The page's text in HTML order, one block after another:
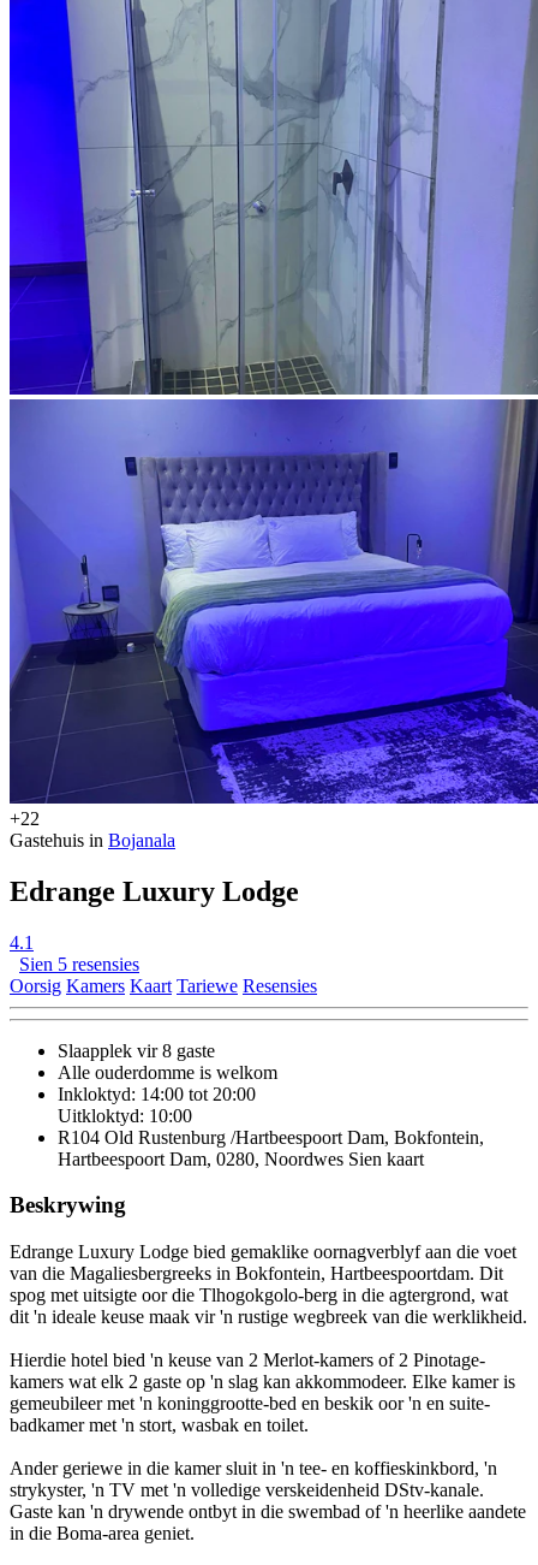
+22
Gastehuis in Bojanala
Edrange Luxury Lodge
4.1
Sien 5 resensies
Oorsig Kamers Kaart Tariewe Resensies
Slaapplek vir 8 gaste
Alle ouderdomme is welkom
Inkloktyd: 14:00 tot 20:00
Uitkloktyd: 10:00
R104 Old Rustenburg /Hartbeespoort Dam, Bokfontein,
Hartbeespoort Dam, 0280, Noordwes Sien kaart
Beskrywing
Edrange Luxury Lodge bied gemaklike oornagverblyf aan die voet
van die Magaliesbergreeks in Bokfontein, Hartbeespoortdam. Dit
spog met uitsigte oor die Tlhogokgolo-berg in die agtergrond, wat
dit 'n ideale keuse maak vir 'n rustige wegbreek van die werklikheid.
Hierdie hotel bied 'n keuse van 2 Merlot-kamers of 2 Pinotage-
kamers wat elk 2 gaste op 'n slag kan akkommodeer. Elke kamer is
gemeubileer met 'n koninggrootte-bed en beskik oor 'n en suite-
badkamer met 'n stort, wasbak en toilet.
Ander geriewe in die kamer sluit in 'n tee- en koffieskinkbord, 'n
strykyster, 'n TV met 'n volledige verskeidenheid DStv-kanale.
Gaste kan 'n drywende ontbyt in die swembad of 'n heerlike aandete
in die Boma-area geniet.